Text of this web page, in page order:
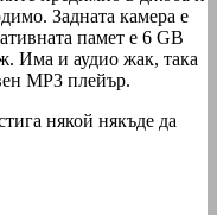
Задната камера е
памет е 6 GB
Има и аудио жак, така
МР3 плейър.
някой някъде да